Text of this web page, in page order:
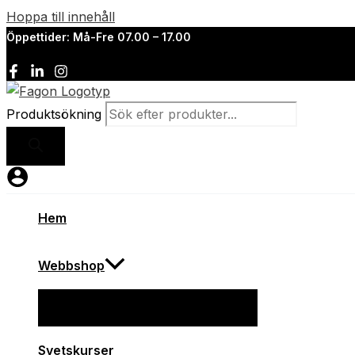
Hoppa till innehåll
Öppettider: Må-Fre 07.00 – 17.00
Produktsökning
Hem
Webbshop
Svetskurser